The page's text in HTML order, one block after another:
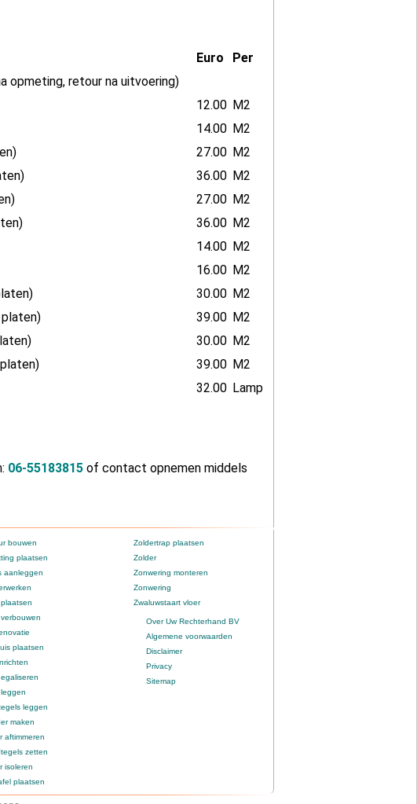
Euro
Per
opmeting, retour na uitvoering)
12.00 M2
14.00 M2
27.00 M2
36.00 M2
27.00 M2
36.00 M2
14.00 M2
16.00 M2
30.00 M2
39.00 M2
30.00 M2
39.00 M2
32.00 Lamp
06-55183815of contact opnemen middels
bouwen
plaatsen
aanleggen
plaatsen
leggen
maken
aftimmeren
zetten
isoleren
plaatsen
Zoldertrap plaatsen
Zolder
Zonwering monteren
Zonwering
Zwaluwstaart vloer
Over Uw Rechterhand BV
Algemene voorwaarden
Disclaimer
Privacy
Sitemap